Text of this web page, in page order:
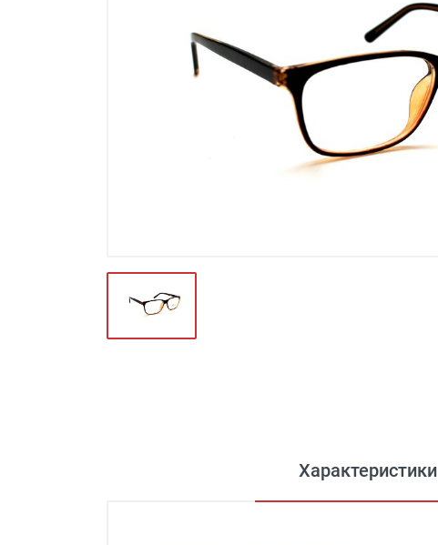
Известные бренды (212)
Футляры и мешки (1412)
Характеристики